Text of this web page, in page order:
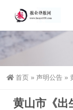
首页 » 声明公告 »
黄山市《出